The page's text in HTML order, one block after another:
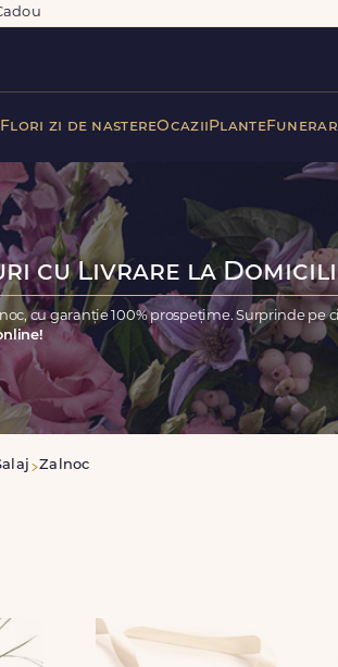
Flori zi de nastereOcazii Plante
cu Livrare la
cu garanție 100% prospețime. Surprinde pe
Zalnoc